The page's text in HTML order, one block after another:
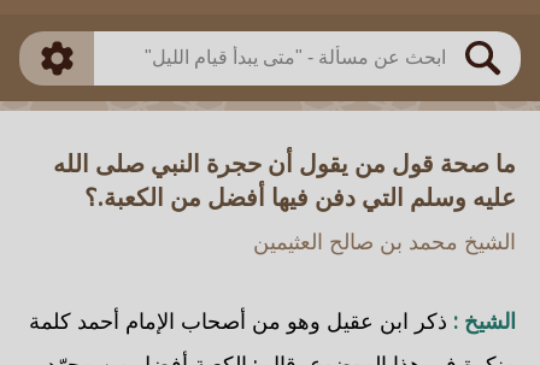
بحث
اللجنة الدائمة
ما صحة قول من يقول أن حجرة النبي صلى الله
عليه وسلم التي دفن فيها أفضل من الكعبة.؟
الشيخ محمد بن صالح العثيمين
الشيخ : ذكر ابن عقيل وهو من أصحاب الإمام أحمد كلمة